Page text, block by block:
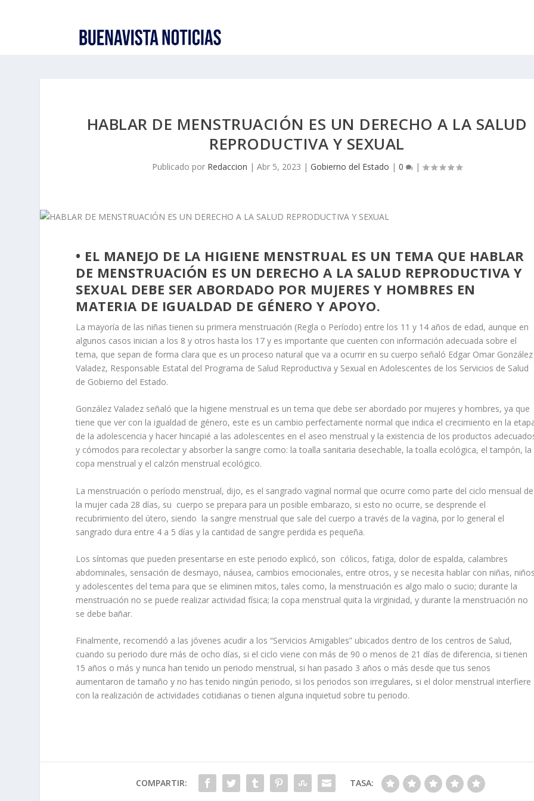
HABLAR DE MENSTRUACIÓN ES UN DERECHO A LA SALUD
REPRODUCTIVA Y SEXUAL
Publicado por Redaccion | Abr 5, 2023 | Gobierno del Estado | 0 |
• EL MANEJO DE LA HIGIENE MENSTRUAL ES UN TEMA QUE HABLAR
DE MENSTRUACIÓN ES UN DERECHO A LA SALUD REPRODUCTIVA Y
SEXUAL DEBE SER ABORDADO POR MUJERES Y HOMBRES EN
MATERIA DE IGUALDAD DE GÉNERO Y APOYO.
La mayoría de las niñas tienen su primera menstruación (Regla o Período) entre los 11 y 14 años de edad, aunque en
algunos casos inician a los 8 y otros hasta los 17 y es importante que cuenten con información adecuada sobre el
tema, que sepan de forma clara que es un proceso natural que va a ocurrir en su cuerpo señaló Edgar Omar González
Valadez, Responsable Estatal del Programa de Salud Reproductiva y Sexual en Adolescentes de los Servicios de Salud
de Gobierno del Estado.
González Valadez señaló que la higiene menstrual es un tema que debe ser abordado por mujeres y hombres, ya que
tiene que ver con la igualdad de género, este es un cambio perfectamente normal que indica el crecimiento en la
de la adolescencia y hacer hincapié a las adolescentes en el aseo menstrual y la existencia de los productos
y cómodos para recolectar y absorber la sangre como: la toalla sanitaria desechable, la toalla ecológica, el tampón, la
copa menstrual y el calzón menstrual ecológico.
La menstruación o período menstrual, dijo, es el sangrado vaginal normal que ocurre como parte del ciclo mensual de
la mujer cada 28 días, su cuerpo se prepara para un posible embarazo, si esto no ocurre, se desprende el
recubrimiento del útero, siendo la sangre menstrual que sale del cuerpo a través de la vagina, por lo general el
sangrado dura entre 4 a 5 días y la cantidad de sangre perdida es pequeña.
Los síntomas que pueden presentarse en este periodo explicó, son cólicos, fatiga, dolor de espalda, calambres
abdominales, sensación de desmayo, náusea, cambios emocionales, entre otros, y se necesita hablar con niñas,
y adolescentes del tema para que se eliminen mitos, tales como, la menstruación es algo malo o sucio; durante la
menstruación no se puede realizar actividad física; la copa menstrual quita la virginidad, y durante la menstruación no
se debe bañar.
Finalmente, recomendó a las jóvenes acudir a los “Servicios Amigables” ubicados dentro de los centros de Salud,
cuando su periodo dure más de ocho días, si el ciclo viene con más de 90 o menos de 21 días de diferencia, si tienen
15 años o más y nunca han tenido un periodo menstrual, si han pasado 3 años o más desde que tus senos
aumentaron de tamaño y no has tenido ningún periodo, si los periodos son irregulares, si el dolor menstrual interfiere
con la realización de actividades cotidianas o tienen alguna inquietud sobre tu periodo.
COMPARTIR: TASA: